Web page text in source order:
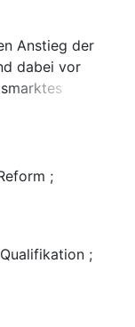
Anstieg der
dabei vor
und
sind
so wurde die
Insgesamt
Reform
die
;
Qualifikation ;